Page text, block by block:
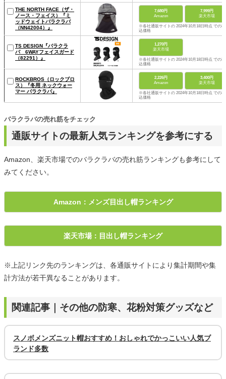
THE NORTH FACE（ザ・
ノース・フェイス）『ミ
ッドウェイトバラクラバ
（NN42004）』
7,680円
Amazon
7,999円
楽天市場
※各社通販サイトの 2024年10月18日時点 での税
込価格
TS DESIGN『バラクラ
バ 6WAYフェイスガード
（82291）』
1,270円
楽天市場
※各社通販サイトの 2024年10月18日時点 での税
込価格
ROCKBROS（ロックブロ
ス）『冬用 ネックウォー
マー バラクラバ』
2,226円
Amazon
3,400円
楽天市場
※各社通販サイトの 2024年10月18日時点 での税
込価格
通販サイトの最新人気ランキングを参考にする
バラクラバの売れ筋をチェック
Amazon、楽天市場でのバラクラバの売れ筋ランキングも参考にして
みてください。
Amazon：メンズ目出し帽ランキング
楽天市場：目出し帽ランキング
※上記リンク先のランキングは、各通販サイトにより集計期間や集
計方法が若干異なることがあります。
関連記事｜その他の防寒、花粉対策グッズなど
スノボメンズニット帽おすすめ！おしゃれでかっこいい人気ブ
ランド多数